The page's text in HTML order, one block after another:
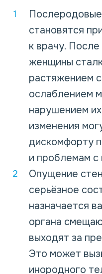
становятся
к врачу.
женщины
растяжением
ослаблением
нарушением
изменения
дискомфорту
и проблемам с
Опущение
серьёзное
назначается
органа
выходят за
Это может
инородного